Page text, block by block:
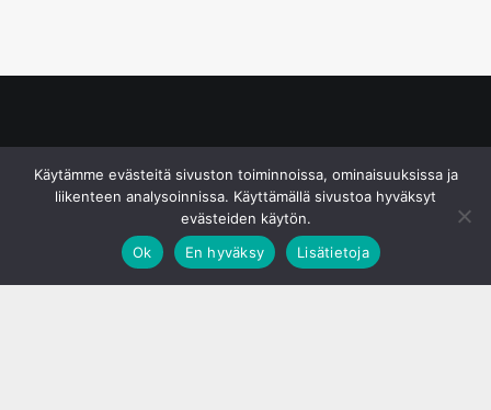
Käytämme evästeitä sivuston toiminnoissa, ominaisuuksissa ja
liikenteen analysoinnissa. Käyttämällä sivustoa hyväksyt
evästeiden käytön.
Ok
En hyväksy Lisätietoja